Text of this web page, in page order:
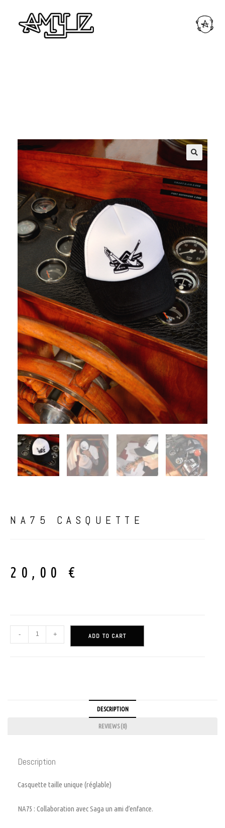
NA75 CASQUETTE
20,00 €
- + ADD TO CART
DESCRIPTION
REVIEWS (0)
Description
Casquette taille unique (réglable)
NA75 : Collaboration avec Saga un ami d’enfance.